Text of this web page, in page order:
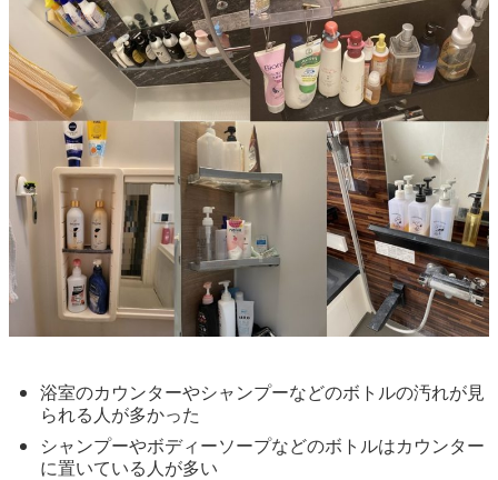
浴室のカウンターやシャンプーなどのボトルの汚れが見
られる人が多かった
シャンプーやボディーソープなどのボトルはカウンター
に置いている人が多い